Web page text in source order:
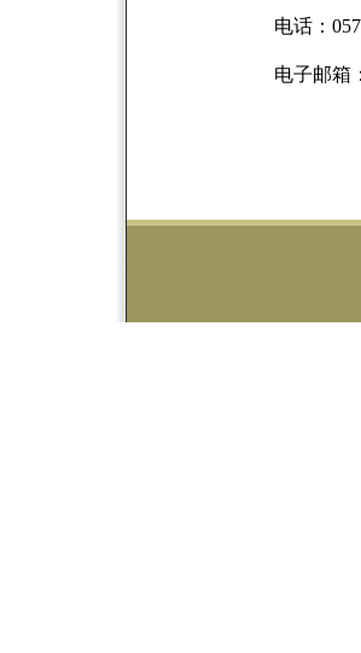
电话：
电子邮箱：